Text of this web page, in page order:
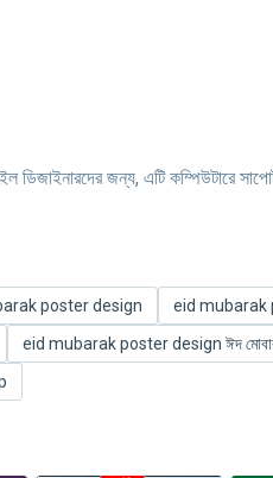
ডিজাইনারদের জন্য, এটি কম্পিউটারে
poster design eid mubarak
eid mubarak poster design ঈদ